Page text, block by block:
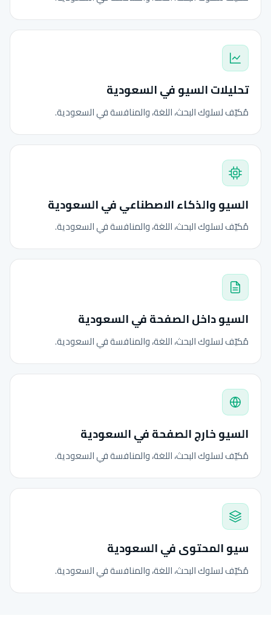
تحليلات السيو في السعودية
مُكيّف لسلوك البحث، اللغة، والمنافسة في السعودية.
السيو والذكاء الاصطناعي في السعودية
مُكيّف لسلوك البحث، اللغة، والمنافسة في السعودية.
السيو داخل الصفحة في السعودية
مُكيّف لسلوك البحث، اللغة، والمنافسة في السعودية.
السيو خارج الصفحة في السعودية
مُكيّف لسلوك البحث، اللغة، والمنافسة في السعودية.
سيو المحتوى في السعودية
مُكيّف لسلوك البحث، اللغة، والمنافسة في السعودية.